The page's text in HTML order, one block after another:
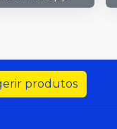
produtos